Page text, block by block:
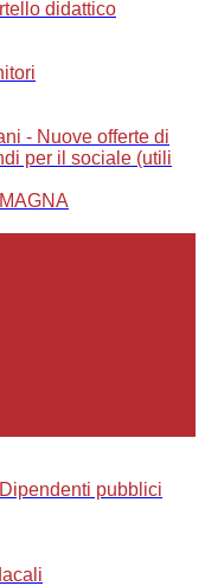
didattico
- Nuove offerte di
per il sociale (utili
pubblici